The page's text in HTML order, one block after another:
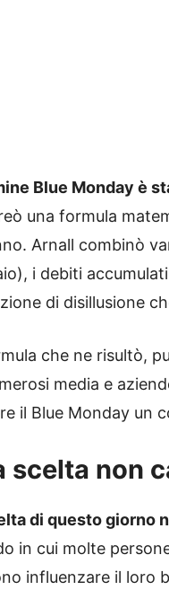
Blue Monday è
una formula
Arnall combinò
i debiti
di disillusione
che ne risultò,
media e
il Blue Monday un
scelta non
di questo giorno
in cui molte
influenzare il loro